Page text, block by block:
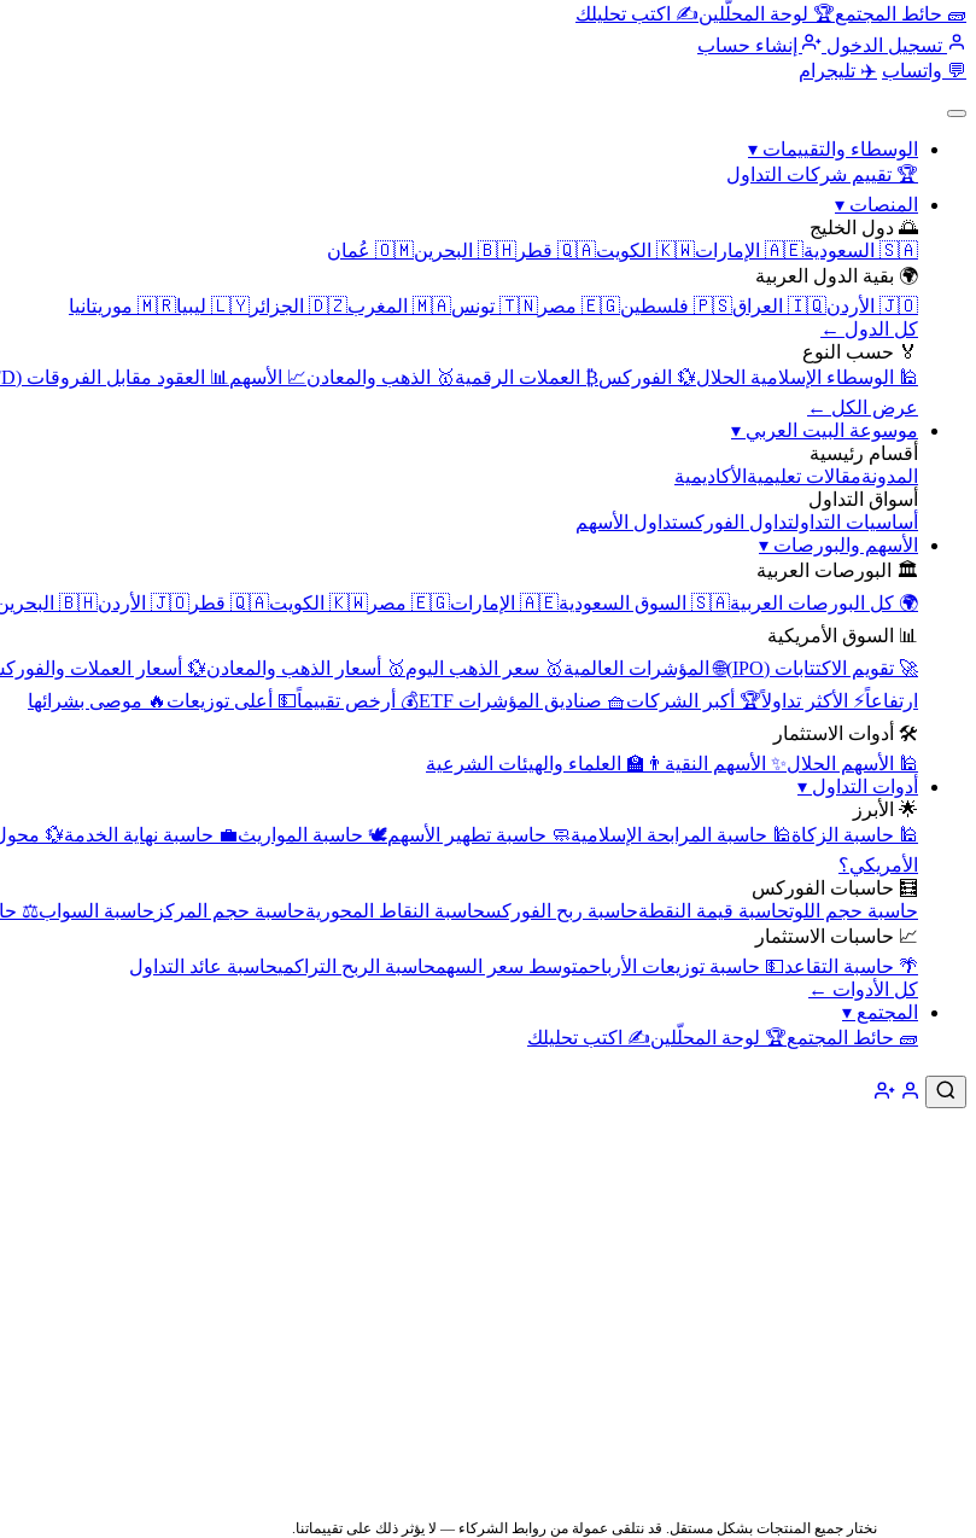
🧱 حائط المجتمع🏆 لوحة المحلّلين✍️ اكتب تحليلك
تسجيل الدخول
إنشاء حساب
💬 واتساب ✈️ تليجرام
الوسطاء والتقييمات ▾
🏆 تقييم شركات التداول
المنصات ▾
🌅 دول الخليج
🇸🇦 السعودية
🇦🇪 الإمارات 🇰🇼 الكويت 🇶🇦 قطر 🇧🇭 البحرين
🇴🇲 عُمان
🌍 بقية الدول العربية
🇯🇴 الأردن
🇮🇶 العراق 🇵🇸 فلسطين 🇪🇬 مصر 🇹🇳 تونس 🇲🇦 المغرب 🇩🇿 الجزائر 🇱🇾 ليبيا
🇲🇷 موريتانيا
كل الدول ←
🏅 حسب النوع
🕌 الوسطاء الإسلامية الحلال💱 الفوركس₿ العملات الرقمية🥇 الذهب والمعادن📈 الأسهم 📊 العقود مقابل الفروقات (CFD)
عرض الكل ←
موسوعة البيت العربي ▾
أقسام رئيسية
المدونةمقالات تعليمية الأكاديمية
أسواق التداول
أساسيات التداولتداول الفوركستداول الأسهم
الأسهم والبورصات ▾
🏛️ البورصات العربية
🌍 كل البورصات العربية🇸🇦 السوق السعودية 🇦🇪 الإمارات 🇪🇬 مصر 🇰🇼 الكويت 🇶🇦 قطر 🇯🇴 الأردن 🇧🇭 البحرين
📊 السوق الأمريكية
🚀 تقويم الاكتتابات (IPO)
🌐 المؤشرات العالمية🥇 سعر الذهب اليوم🥇 أسعار الذهب والمعادن💱 أسعار العملات
ارتفاعاً⚡ الأكثر تداولاً🏆 أكبر الشركات🧺 صناديق المؤشرات ETF 💰 أرخص تقييماً💵 أعلى توزيعات 🔥 موصى بشرائها
🛠️ أدوات الاستثمار
🕌 الأسهم الحلال✨ الأسهم النقية 👨‍🏫 العلماء والهيئات الشرعية
أدوات التداول ▾
🌟 الأبرز
🕌 حاسبة الزكاة🕌 حاسبة المرابحة الإسلامية🧼 حاسبة تطهير الأسهم🕊️ حاسبة المواريث💼 حاسبة نهاية الخدمة💱
الأمريكي؟
🧮 حاسبات الفوركس
حاسبة حجم اللوتحاسبة قيمة النقطةحاسبة ربح الفوركسحاسبة النقاط المحوريةحاسبة حجم المركز حاسبة السواب⚖️
📈 حاسبات الاستثمار
🌴 حاسبة التقاعد💵 حاسبة توزيعات الأرباحمتوسط سعر السهمحاسبة الربح التراكميحاسبة عائد التداول
كل الأدوات ←
المجتمع ▾
🧱 حائط المجتمع🏆 لوحة المحلّلين✍️ اكتب تحليلك
نختار جميع المنتجات بشكل مستقل. قد نتلقى عمولة من روابط الشركاء — لا يؤثر ذلك على تقييماتنا.